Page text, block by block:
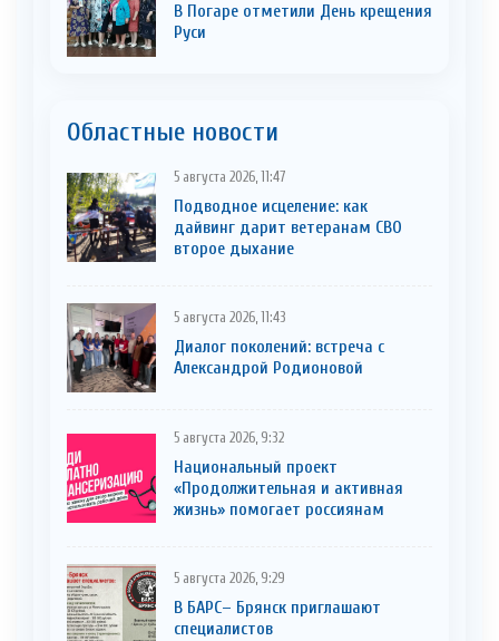
В Погаре отметили День крещения
Руси
Областные новости
5 августа 2026, 11:47
Подводное исцеление: как
дайвинг дарит ветеранам СВО
второе дыхание
5 августа 2026, 11:43
Диалог поколений: встреча с
Александрой Родионовой
5 августа 2026, 9:32
Национальный проект
«Продолжительная и активная
жизнь» помогает россиянам
5 августа 2026, 9:29
В БАРС– Брянcк приглaшают
cпециaлистoв